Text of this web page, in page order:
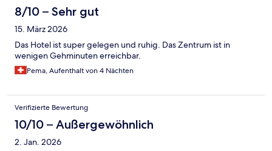
8/10 – Sehr gut
15. März 2026
Das Hotel ist super gelegen und ruhig. Das Zentrum ist in
wenigen Gehminuten erreichbar.
Pema, Aufenthalt von 4 Nächten
Verifizierte Bewertung
10/10 – Außergewöhnlich
2. Jan. 2026